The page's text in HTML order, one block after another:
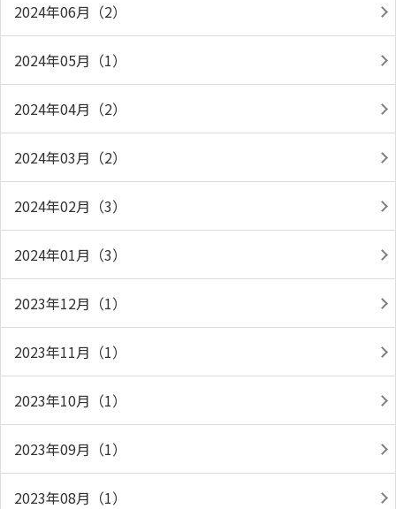
2024年06月（2）
2024年05月（1）
2024年04月（2）
2024年03月（2）
2024年02月（3）
2024年01月（3）
2023年12月（1）
2023年11月（1）
2023年10月（1）
2023年09月（1）
2023年08月（1）